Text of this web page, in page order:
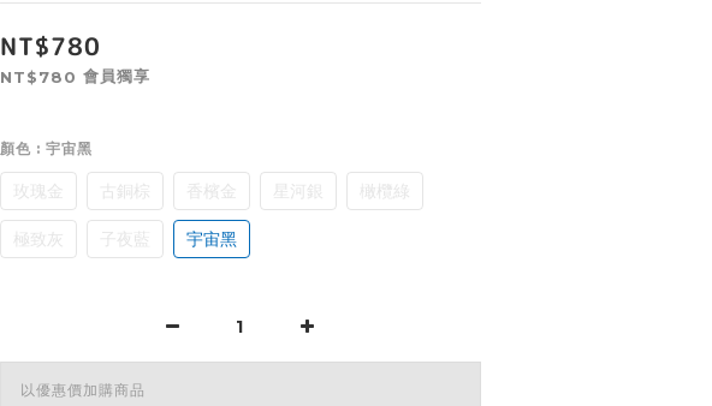
NT$780
NT$780 會員獨享
顏色 : 宇宙黑
玫瑰金 古銅棕 香檳金 星河銀 橄欖綠
極致灰 子夜藍 宇宙黑
以優惠價加購商品